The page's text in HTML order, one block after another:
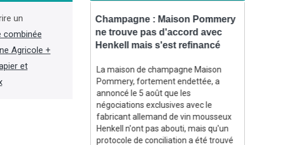
un
combinée
Agricole +
et
inspecteurs de
de l’OFB
de caméras
paru au Journal
Champagne : Maison Pommery
ne trouve pas d'accord avec
Henkell mais s'est refinancé
La maison de champagne Maison
Pommery, fortement endettée, a
annoncé le 5 août que les
négociations exclusives avec le
fabricant allemand de vin mousseux
Henkell n'ont pas abouti, mais qu'un
protocole de conciliation a été trouvé